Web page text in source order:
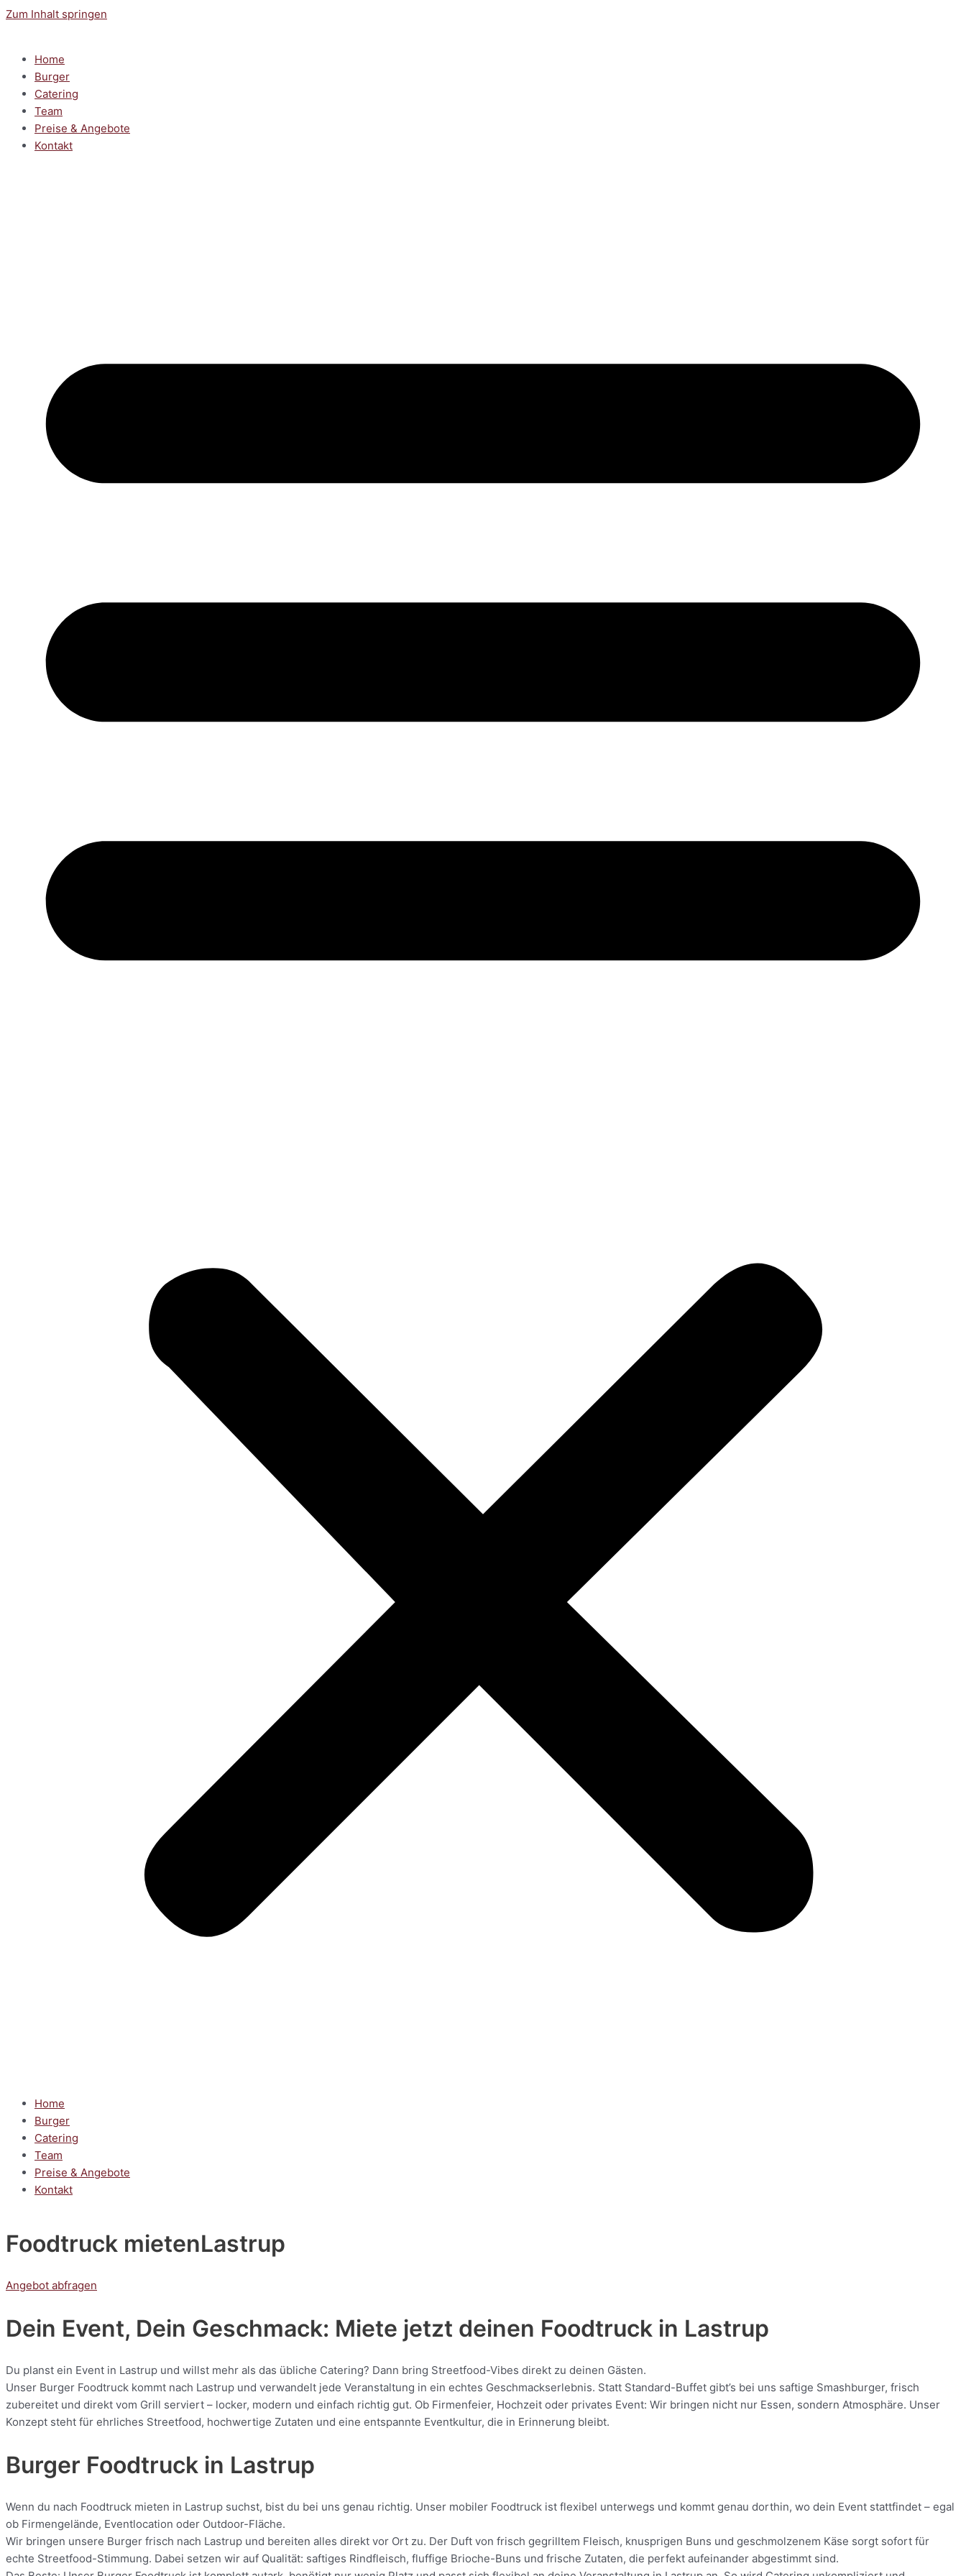
Zum Inhalt springen
Home
Burger
Catering
Team
Preise & Angebote
Kontakt
Home
Burger
Catering
Team
Preise & Angebote
Kontakt
Foodtruck mietenLastrup
Angebot abfragen
Dein Event, Dein Geschmack: Miete jetzt deinen Foodtruck in Lastrup
Du planst ein Event in Lastrup und willst mehr als das übliche Catering? Dann bring Streetfood-Vibes direkt zu deinen Gästen.
Unser Burger Foodtruck kommt nach Lastrup und verwandelt jede Veranstaltung in ein echtes Geschmackserlebnis. Statt Standard-Buffet gibt’s bei uns saftige Smashburger, frisch
zubereitet und direkt vom Grill serviert – locker, modern und einfach richtig gut. Ob Firmenfeier, Hochzeit oder privates Event: Wir bringen nicht nur Essen, sondern Atmosphäre. Unser
Konzept steht für ehrliches Streetfood, hochwertige Zutaten und eine entspannte Eventkultur, die in Erinnerung bleibt.
Burger Foodtruck in Lastrup
Wenn du nach Foodtruck mieten in Lastrup suchst, bist du bei uns genau richtig. Unser mobiler Foodtruck ist flexibel unterwegs und kommt genau dorthin, wo dein Event stattfindet – egal
ob Firmengelände, Eventlocation oder Outdoor-Fläche.
Wir bringen unsere Burger frisch nach Lastrup und bereiten alles direkt vor Ort zu. Der Duft von frisch gegrilltem Fleisch, knusprigen Buns und geschmolzenem Käse sorgt sofort für
echte Streetfood-Stimmung. Dabei setzen wir auf Qualität: saftiges Rindfleisch, fluffige Brioche-Buns und frische Zutaten, die perfekt aufeinander abgestimmt sind.